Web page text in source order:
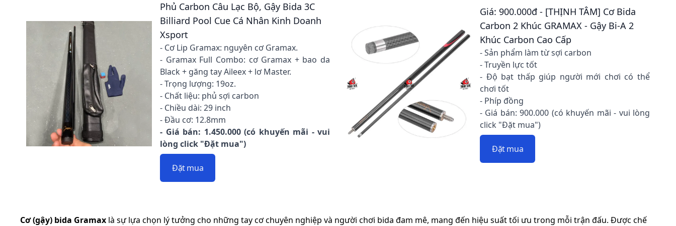
Phủ Carbon Câu Lạc Bộ, Gậy Bida 3C
Billiard Pool Cue Cá Nhân Kinh Doanh
Xsport
- Cơ Lip Gramax: nguyên cơ Gramax.
- Gramax Full Combo: cơ Gramax + bao da
Black + găng tay Aileex + lơ Master.
- Trọng lượng: 19oz.
- Chất liệu: phủ sợi carbon
- Chiều dài: 29 inch
- Đầu cơ: 12.8mm
- Giá bán: 1.450.000 (có khuyến mãi - vui
lòng click "Đặt mua")
Đặt mua
Giá: 900.000đ - [THỊNH TÂM] Cơ Bida
Carbon 2 Khúc GRAMAX - Gậy Bi-A 2
Khúc Carbon Cao Cấp
- Sản phẩm làm từ sợi carbon
- Truyền lực tốt
- Độ bạt thấp giúp người mới chơi có thể
chơi tốt
- Phíp đồng
- Giá bán: 900.000 (có khuyến mãi - vui lòng
click "Đặt mua")
Đặt mua
Cơ (gậy) bida Gramax là sự lựa chọn lý tưởng cho những tay cơ chuyên nghiệp và người chơi bida đam mê, mang đến hiệu suất tối ưu trong mỗi trận đấu. Được chế